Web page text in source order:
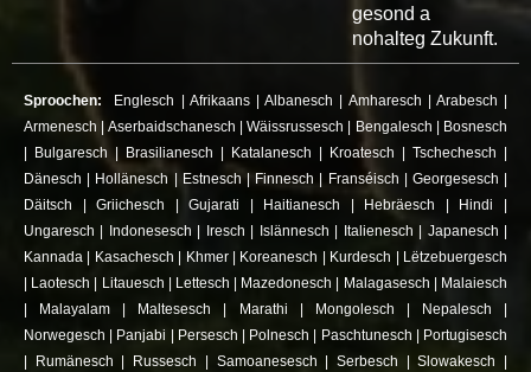
gesond a
nohalteg Zukunft.
Sproochen: Englesch Afrikaans|Albanesch Amharesch Arabesch
Armenesch
Aserbaidschanesch Wäissrussesch Bengalesch
Bosnesch
Bulgaresch Brasilianesch Katalanesch Kroatesch Tschechesch
Dänesch
Hollänesch Estnesch Finnesch Franséisch Georgesesch
Däitsch |Griichesch |Gujarati Haitianesch Hebräesch Hindi
Ungaresch
Indonesesch Iresch Islännesch Italienesch Japanesch
Kannada
Kasachesch Khmer| Koreanesch Kurdesch
Lëtzebuergesch
Laotesch Litauesch Lettesch Mazedonesch Malagasesch
Malaiesch
Malayalam Maltesesch Marathi Mongolesch Nepalesch
Norwegesch
Panjabi Persesch Polnesch Paschtunesch
Portugisesch
Rumänesch Russesch Samoanesesch Serbesch |Slowakesch